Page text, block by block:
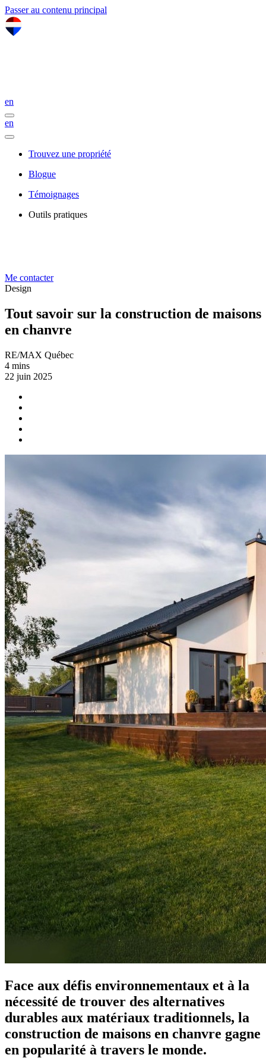
Passer au contenu principal
en
en
Trouvez une propriété
Blogue
Témoignages
Outils pratiques
Me contacter
Design
Tout savoir sur la construction de maisons
en chanvre
RE/MAX Québec
4 mins
22 juin 2025
Face aux défis environnementaux et à la
nécessité de trouver des alternatives
durables aux matériaux traditionnels, la
construction de maisons en chanvre gagne
en popularité à travers le monde.